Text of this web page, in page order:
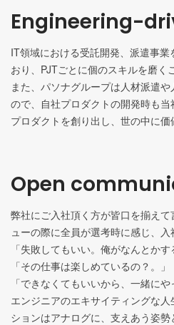
Engineering-
IT領域における受託開発、派遣事
おり、PJTごとに個のスキルを磨く
また、パソナグループは人材派遣
ので、自社プロダクトの開発時も
プロダクトを創り出し、世の中に価
Open
弊社にご入社頂く方が皆口を揃え
ューの際に全員が選考時に感じ、
「失敗してもいい。俺がなんとかす
「その仕事は楽しめているの？。」
「できなくてもいいから、一緒にや
エンジニアのエキサイティングな
ションはアナログに、支えあう姿勢